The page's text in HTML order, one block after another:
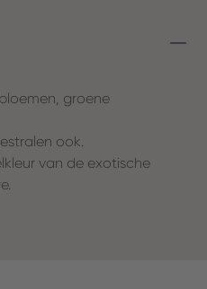
groene
ook.
van de exotische